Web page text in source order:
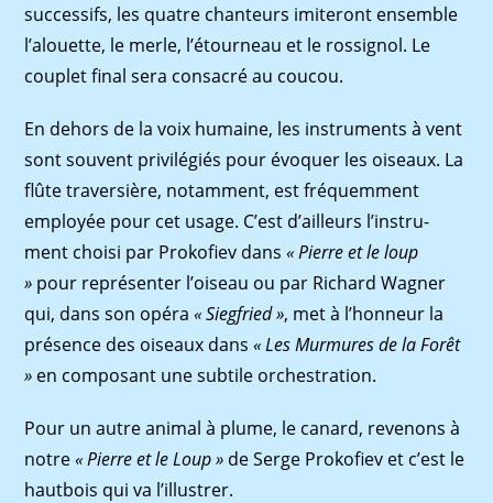
successifs, les quatre chanteurs imiteront ensemble
l’alouette, le merle, l’étourneau et le rossignol. Le
couplet ﬁnal sera consacré au coucou.
En dehors de la voix humaine, les instruments à vent
sont souvent privilégiés pour évoquer les oiseaux. La
ﬂûte traversière, notamment, est fréquemment
employée pour cet usage. C’est d’ailleurs l’instru-
ment choisi par Prokoﬁev dans« Pierre et le loup
» pour représenter l’oiseau ou par Richard Wagner
qui, dans son opéra« Siegfried », met à l’honneur la
présence des oiseaux dans« Les Murmures de la Forêt
» en composant une subtile orchestration.
Pour un autre animal à plume, le canard, revenons à
notre« Pierre et le Loup » de Serge Prokoﬁev et c’est le
hautbois qui va l’illustrer.